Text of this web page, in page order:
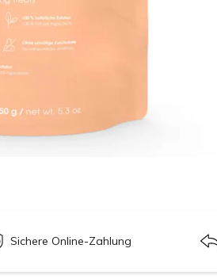
Sichere Online-Zahlung